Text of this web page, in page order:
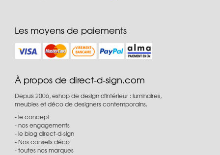
Les moyens de paiements
À propos de direct-d-sign.com
Depuis 2006, eshop de design d'intérieur : luminaires,
meubles et déco de designers contemporains.
le concept
nos engagements
le blog direct-d-sign
Nos conseils déco
toutes nos marques